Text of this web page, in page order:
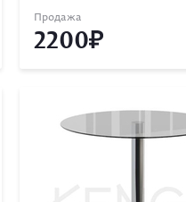
Продажа
2200